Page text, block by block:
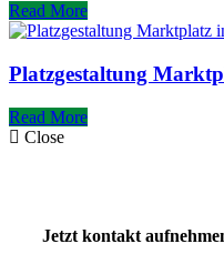
Read More
Platzgestaltung
Read More
Close
Jetzt kontakt